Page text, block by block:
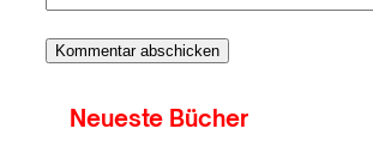
Neueste Bücher